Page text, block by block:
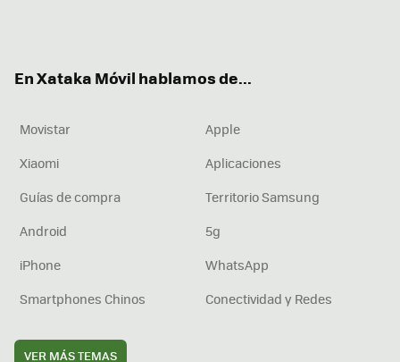
En Xataka Móvil hablamos de...
Movistar
Apple
Xiaomi
Aplicaciones
Guías de compra
Territorio Samsung
Android
5g
iPhone
WhatsApp
Smartphones Chinos
Conectividad y Redes
VER MÁS TEMAS